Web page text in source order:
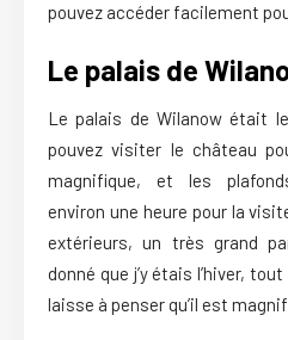
pouvez accéder facilement
Le palais de
Le palais de Wilanow était
pouvez visiter le château
magnifique, et les
environ une heure pour la
extérieurs, un très grand
donné que j’y étais l’hiver,
laisse à penser qu’il est